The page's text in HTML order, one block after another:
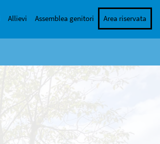
Allievi Assemblea genitori Area riservata